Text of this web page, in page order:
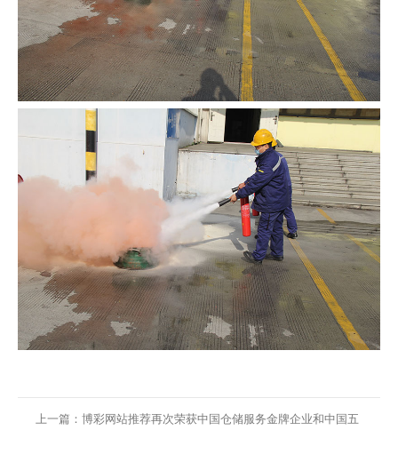
上一篇：博彩网站推荐再次荣获中国仓储服务金牌企业和中国五